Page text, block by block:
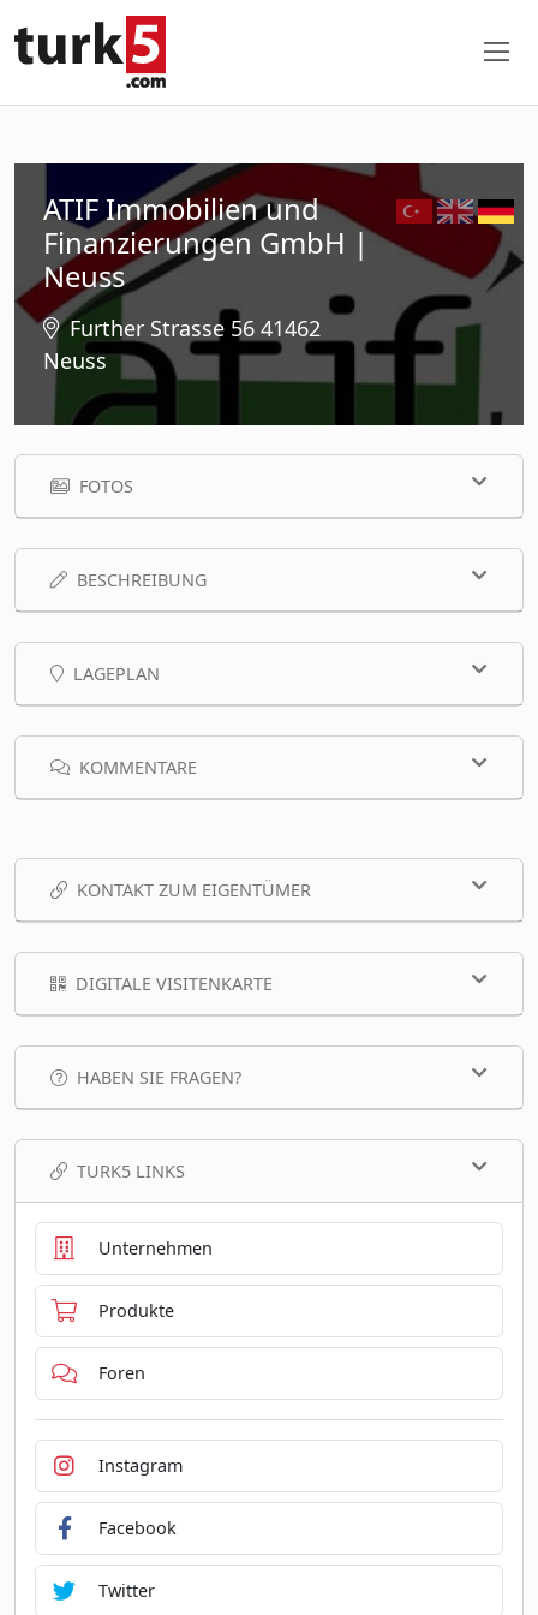
ATIF Immobilien und
Finanzierungen GmbH |
Neuss
Further Strasse 56 41462
Neuss
FOTOS
BESCHREIBUNG
LAGEPLAN
KOMMENTARE
KONTAKT ZUM EIGENTÜMER
DIGITALE VISITENKARTE
HABEN SIE FRAGEN?
TURK5 LINKS
Unternehmen
Produkte
Foren
Instagram
Facebook
Twitter